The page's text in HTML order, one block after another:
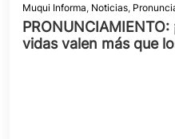
Muqui Informa, Noticias,
vidas valen más que